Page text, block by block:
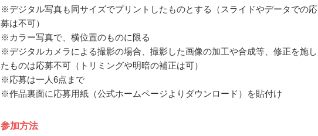
※デジタル写真も同サイズでプリントしたものとする（スライドやデータでの応
募は不可）
※カラー写真で、横位置のものに限る
※デジタルカメラによる撮影の場合、撮影した画像の加工や合成等、修正を施し
たものは応募不可（トリミングや明暗の補正は可）
※応募は一人6点まで
※作品裏面に応募用紙（公式ホームページよりダウンロード）を貼付け
参加方法